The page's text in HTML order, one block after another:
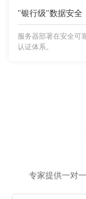
"银行级"数据安全
服务器部署在安全可
认证体系。
专家提供一对